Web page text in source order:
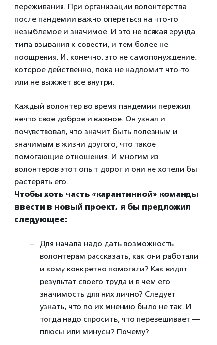
переживания. При организации волонтерства
после пандемии важно опереться на что-то
незыблемое и значимое. И это не всякая ерунда
типа взывания к совести, и тем более не
поощрения. И, конечно, это не самопонуждение,
которое действенно, пока не надломит что-то
или не выжжет все внутри.
Каждый волонтер во время пандемии пережил
нечто свое доброе и важное. Он узнал и
почувствовал, что значит быть полезным и
значимым в жизни другого, что такое
помогающие отношения. И многим из
волонтеров этот опыт дорог и они не хотели бы
растерять его.
Чтобы хоть часть «карантинной» команды
ввести в новый проект, я бы предложил
следующее:
Для начала надо дать возможность
волонтерам рассказать, как они работали
и кому конкретно помогали? Как видят
результат своего труда и в чем его
значимость для них лично? Следует
узнать, что по их мнению было не так. И
тогда надо спросить, что перевешивает —
плюсы или минусы? Почему?